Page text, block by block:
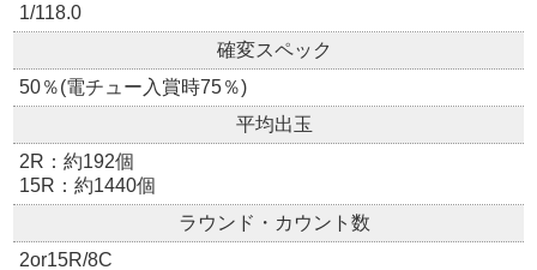
1/118.0
確変スペック
50％(電チュー入賞時75％)
平均出玉
2R：約192個
15R：約1440個
ラウンド・カウント数
2or15R/8C